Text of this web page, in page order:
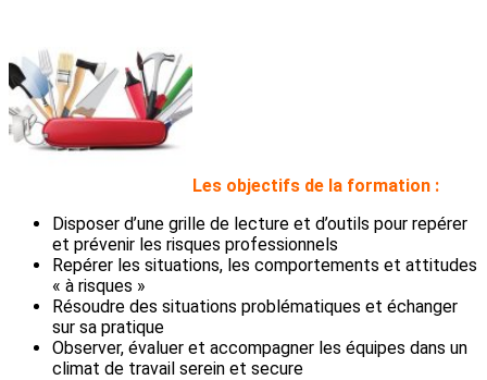
Les objectifs de la formation :
Disposer d’une grille de lecture et d’outils pour repérer
et prévenir les risques professionnels
Repérer les situations, les comportements et attitudes
« à risques »
Résoudre des situations problématiques et échanger
sur sa pratique
Observer, évaluer et accompagner les équipes dans un
climat de travail serein et secure